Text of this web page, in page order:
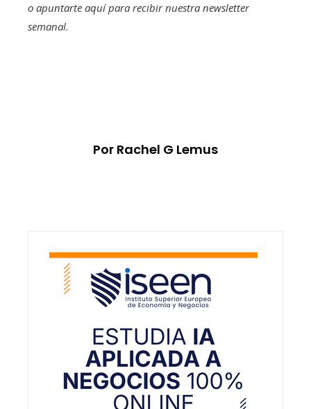
o apuntarte aquí para recibirnuestra newsletter
semanal.
Por Rachel G Lemus